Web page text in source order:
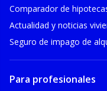
Comparador de
Actualidad y noticias
Seguro de impago de
Para profesionales